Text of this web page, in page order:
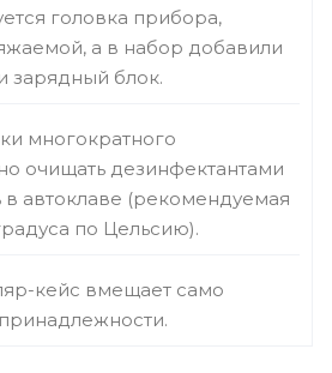
головка прибора,
а в набор добавили
зарядный блок.
многократного
очищать дезинфектантами
в автоклаве (рекомендуемая
по Цельсию).
кейс вмещает само